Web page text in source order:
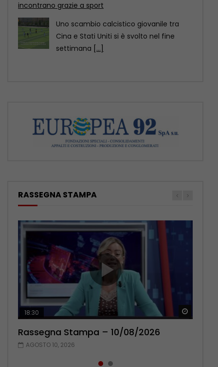
Motori Magazine – 9/8/2026
ROMA (ITALPRESS) – In questa edizione:
– Nuova Mercedes GLA, ancora più
elettrica e tecnologica
RASSEGNA STAMPA
18:30
Rassegna Stampa – 10/08/2026
AGOSTO 10, 2026
20:13
Rassegna Stampa – 09/08/2026
AGOSTO 9, 2026